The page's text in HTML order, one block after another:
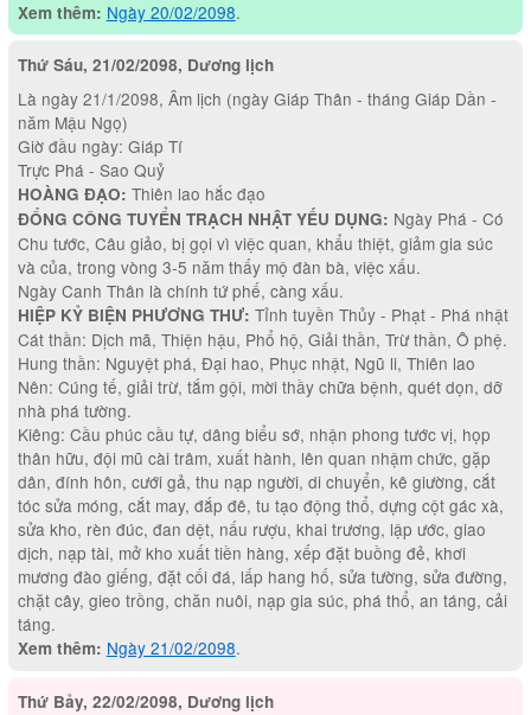
Xem thêm: Ngày 20/02/2098.
Thứ Sáu, 21/02/2098, Dương lịch
Là ngày 21/1/2098, Âm lịch (ngày Giáp Thân - tháng Giáp Dần -
năm Mậu Ngọ)
Giờ đầu ngày: Giáp Tí
Trực Phá - Sao Quỷ
HOÀNG ĐẠO: Thiên lao hắc đạo
ĐỔNG CÔNG TUYỂN TRẠCH NHẬT YẾU DỤNG: Ngày Phá - Có
Chu tước, Câu giảo, bị gọi vì việc quan, khẩu thiệt, giảm gia súc
và của, trong vòng 3-5 năm thấy mộ đàn bà, việc xấu.
Ngày Canh Thân là chính tứ phế, càng xấu.
HIỆP KỶ BIỆN PHƯƠNG THƯ: Tỉnh tuyền Thủy - Phạt - Phá nhật
Cát thần: Dịch mã, Thiện hậu, Phổ hộ, Giải thần, Trừ thần, Ô phệ.
Hung thần: Nguyệt phá, Đại hao, Phục nhật, Ngũ li, Thiên lao
Nên: Cúng tế, giải trừ, tắm gội, mời thầy chữa bệnh, quét dọn, dỡ
nhà phá tường.
Kiêng: Cầu phúc cầu tự, dâng biểu sớ, nhận phong tước vị, họp
thân hữu, đội mũ cài trâm, xuất hành, lên quan nhậm chức, gặp
dân, đính hôn, cưới gả, thu nạp người, di chuyển, kê giường, cắt
tóc sửa móng, cắt may, đắp đê, tu tạo động thổ, dựng cột gác xà,
sửa kho, rèn đúc, đan dệt, nấu rượu, khai trương, lập ước, giao
dịch, nạp tài, mở kho xuất tiền hàng, xếp đặt buồng đẻ, khơi
mương đào giếng, đặt cối đá, lấp hang hố, sửa tường, sửa đường,
chặt cây, gieo trồng, chăn nuôi, nạp gia súc, phá thổ, an táng, cải
táng.
Xem thêm: Ngày 21/02/2098.
Thứ Bảy, 22/02/2098, Dương lịch